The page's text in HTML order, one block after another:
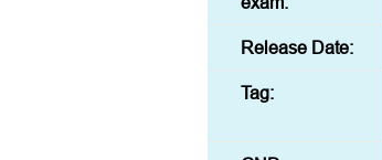
Release Date:
Tag: